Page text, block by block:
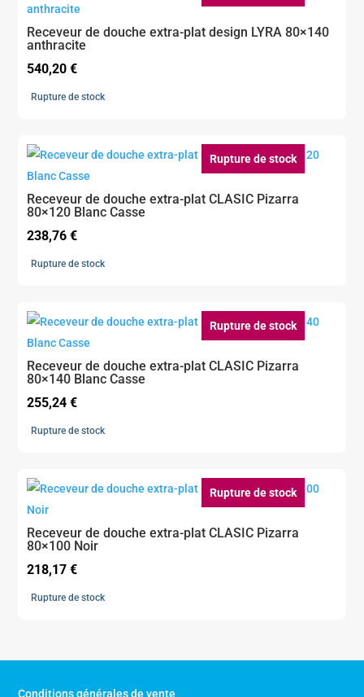
Receveur de douche extra-plat design LYRA 80×140
anthracite
540,20€
Rupture de stock
Rupture de stock
Receveur de douche extra-plat CLASIC Pizarra
80×120 Blanc Casse
238,76€
Rupture de stock
Rupture de stock
Receveur de douche extra-plat CLASIC Pizarra
80×140 Blanc Casse
255,24€
Rupture de stock
Rupture de stock
Receveur de douche extra-plat CLASIC Pizarra
80×100 Noir
218,17€
Rupture de stock
Conditions générales de vente